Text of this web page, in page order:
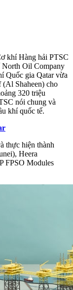
khí Hàng hải PTSC
North Oil Company
Quốc gia Qatar vừa
(Al Shaheen) cho
320 triệu
nói chung và
khí quốc tế.
thực hiện thành
Heera
FPSO Modules